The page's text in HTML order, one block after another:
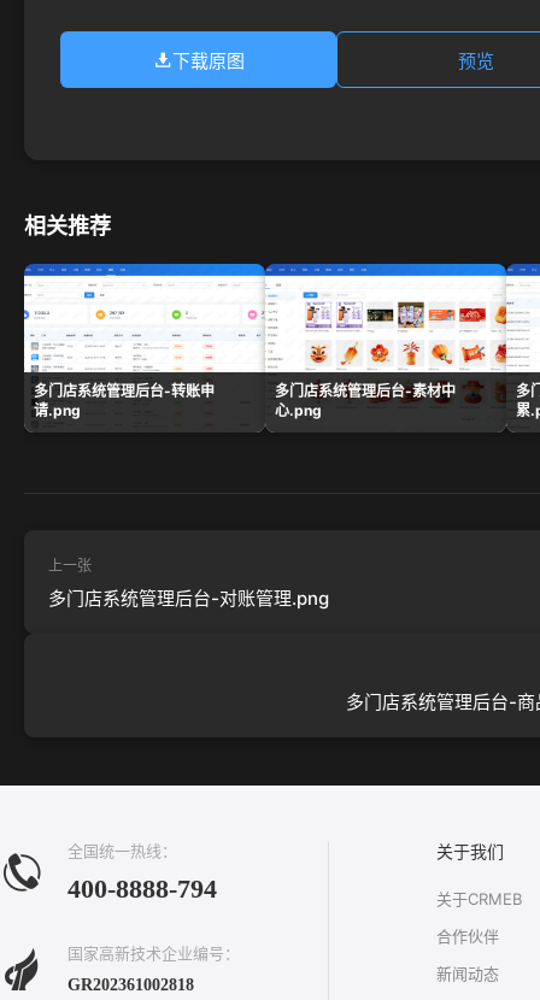
下载原图 预览
相关推荐
多门店系统管理后台-转账申
请.png
多门店系统管理后台-素材中
心.png
多
累
上一张
多门店系统管理后台-对账管理.png
多门店系统管理后台-
全国统一热线：
400-8888-794
国家高新技术企业编号：
GR202361002818
关于我们
关于CRMEB
合作伙伴
新闻动态